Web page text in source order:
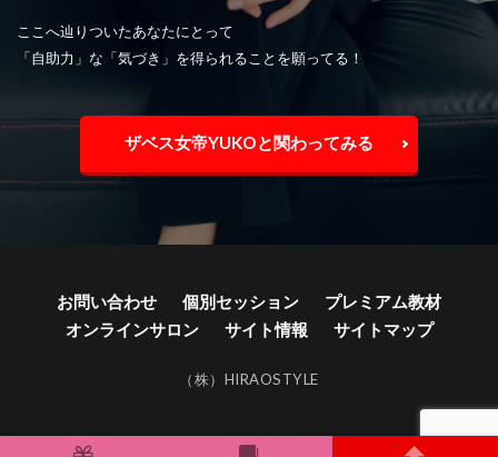
ここへ辿りついたあなたにとって
「自助力」な「気づき」を得られることを願ってる！
ザベス女帝YUKOと関わってみる
お問い合わせ 個別セッション
プレミアム教材
オンラインサロン
サイト情報 サイトマップ
（株）HIRAOSTYLE